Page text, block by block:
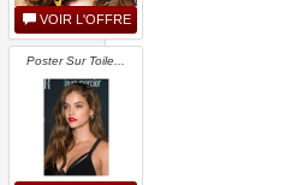
VOIR L'OFFRE
Poster Sur Toile...